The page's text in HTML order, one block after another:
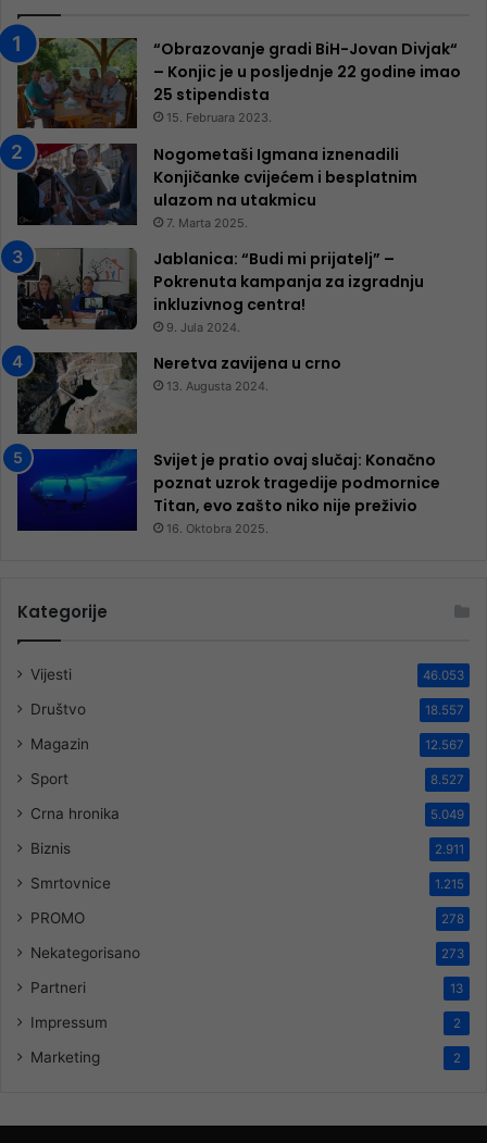
“Obrazovanje gradi BiH-Jovan Divjak“
– Konjic je u posljednje 22 godine imao
25 ​​stipendista
15. Februara 2023.
Nogometaši Igmana iznenadili
Konjičanke cvijećem i besplatnim
ulazom na utakmicu
7. Marta 2025.
Jablanica: “Budi mi prijatelj” –
Pokrenuta kampanja za izgradnju
inkluzivnog centra!
9. Jula 2024.
Neretva zavijena u crno
13. Augusta 2024.
Svijet je pratio ovaj slučaj: Konačno
poznat uzrok tragedije podmornice
Titan, evo zašto niko nije preživio
16. Oktobra 2025.
Kategorije
Vijesti 46.053
Društvo 18.557
Magazin 12.567
Sport 8.527
Crna hronika 5.049
Biznis 2.911
Smrtovnice 1.215
PROMO 278
Nekategorisano 273
Partneri 13
Impressum 2
Marketing 2